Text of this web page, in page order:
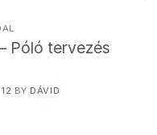
Póló tervezés
BY DÁVID